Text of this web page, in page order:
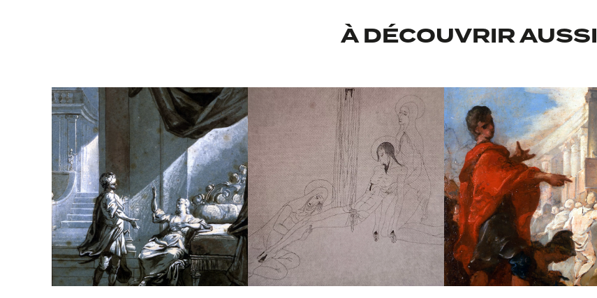
À DÉCOUVRIR AUSSI